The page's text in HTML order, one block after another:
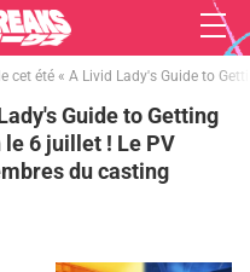
cet été « A Livid Lady's Guide to
Guide to Getting
le 6 juillet ! Le PV
du casting